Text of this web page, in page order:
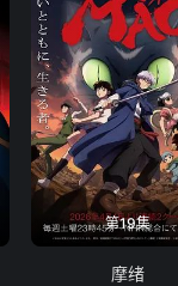
第19集
摩绪